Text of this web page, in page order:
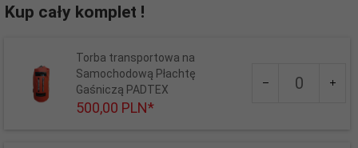
Kup cały komplet !
Torba transportowa na
Samochodową Płachtę
Gaśniczą PADTEX
500,00 PLN*
dla